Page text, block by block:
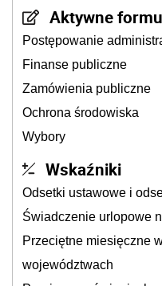
Aktywne
Postępowanie
Finanse publiczne
Zamówienia publiczne
Ochrona środowiska
Wybory
Wskaźniki
Odsetki ustawowe i
Świadczenie urlopowe
Przeciętne miesięczne
województwach